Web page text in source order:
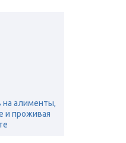
алименты,
и проживая